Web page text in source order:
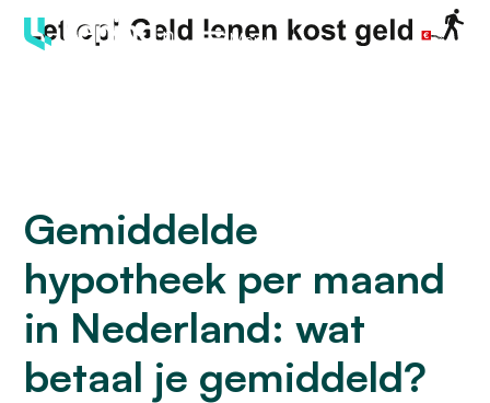
Menu
Gemiddelde
hypotheek per maand
in Nederland: wat
betaal je gemiddeld?